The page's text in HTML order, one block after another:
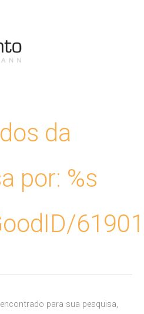
da
por: %s
para sua pesquisa,